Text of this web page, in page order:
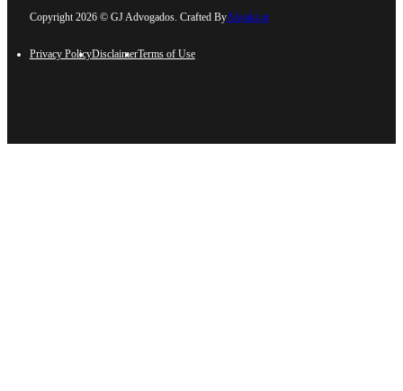
Copyright 2026 © GJ Advogados. Crafted ByAlojaki.pt
Privacy PolicyDisclaimerTerms of Use